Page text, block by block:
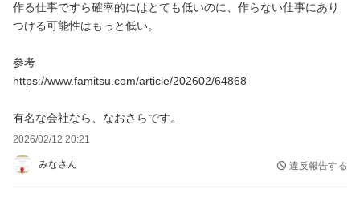
作る仕事ですら確率的にはとても低いのに、作らない仕事にあり
つける可能性はもっと低い。
参考
https://www.famitsu.com/article/202602/64868
有名な会社なら、なおさらです。
2026/02/12 20:21
みなさん 違反報告する